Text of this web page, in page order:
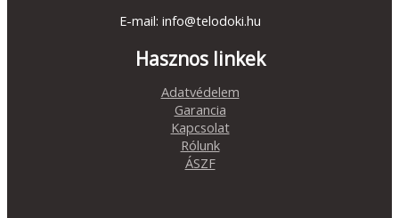
E-mail: info@telodoki.hu
Hasznos linkek
Adatvédelem
Garancia
Kapcsolat
Rólunk
ÁSZF